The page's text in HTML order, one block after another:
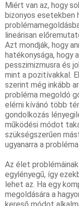
Miért van az, hogy
bizonyos esetekben
lineárisan
Azt mondják, hogy
hatékonysága, hogy
pesszimizmusra és
mint a pozitívakkal.
szerint még inkább
probléma megoldó
elérni kívánó több
gondolkozás
működési módot
szükségszerűen
ugyanarra a
Az élet
egylényegű, így
lehet az. Ha egy
megoldására a